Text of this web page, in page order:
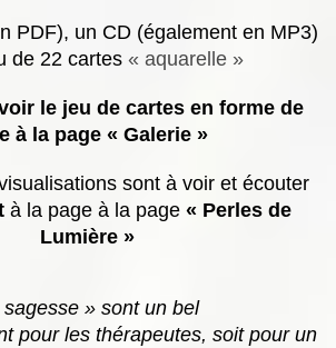
PDF), un CD (également en MP3)
de 22 cartes « aquarelle »
le jeu de cartes en forme de
à la page « Galerie »
sont à voir et écouter
à la page à la page « Perles de
Lumière »
» sont un bel
pour les thérapeutes, soit pour un